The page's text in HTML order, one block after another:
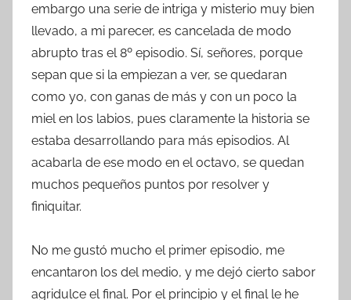
embargo una serie de intriga y misterio muy bien
llevado, a mi parecer, es cancelada de modo
abrupto tras el 8º episodio. Sí, señores, porque
sepan que si la empiezan a ver, se quedaran
como yo, con ganas de más y con un poco la
miel en los labios, pues claramente la historia se
estaba desarrollando para más episodios. Al
acabarla de ese modo en el octavo, se quedan
muchos pequeños puntos por resolver y
finiquitar.
No me gustó mucho el primer episodio, me
encantaron los del medio, y me dejó cierto sabor
agridulce el final. Por el principio y el final le he